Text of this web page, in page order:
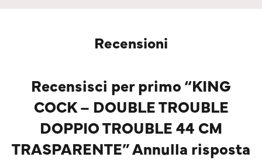
Recensioni
Recensisci per primo “KING
COCK – DOUBLE TROUBLE
DOPPIO TROUBLE 44 CM
TRASPARENTE” Annulla risposta